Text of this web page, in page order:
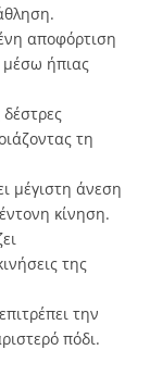
αποφόρτιση
ήπιας
τη
μέγιστη άνεση
κίνηση.
της
την
πόδι.